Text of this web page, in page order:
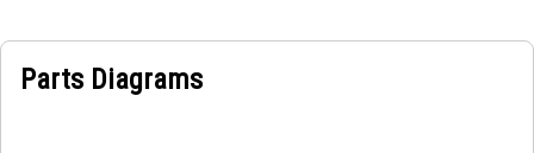
Parts Diagrams